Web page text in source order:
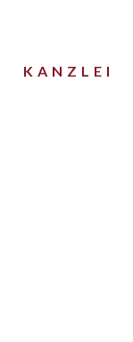
KANZLEI